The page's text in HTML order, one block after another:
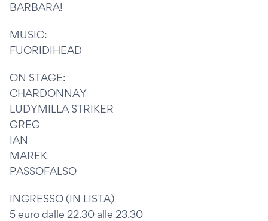
BARBARA!
MUSIC:
FUORIDIHEAD
ON STAGE:
CHARDONNAY
LUDYMILLA STRIKER
GREG
IAN
MAREK
PASSOFALSO
INGRESSO (IN LISTA)
5 euro dalle 22.30 alle 23.30